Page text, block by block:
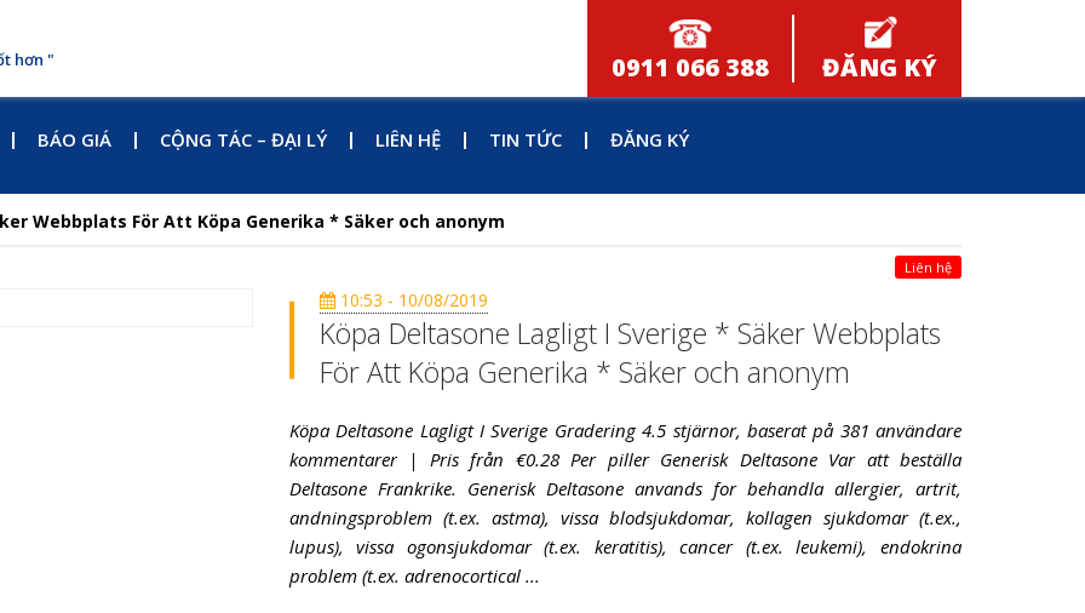
hơn "
0911 066 388 ĐĂNG KÝ
BÁO GIÁ CỘNG TÁC – ĐẠI LÝ LIÊN HỆ TIN TỨC ĐĂNG KÝ
Webbplats För Att Köpa Generika * Säker och anonym
Liên hệ
10:53 - 10/08/2019
Köpa Deltasone Lagligt I Sverige * Säker Webbplats
För Att Köpa Generika * Säker och anonym
Köpa Deltasone Lagligt I Sverige Gradering 4.5 stjärnor, baserat på 381 användare
kommentarer | Pris från €0.28 Per piller Generisk Deltasone Var att beställa
Deltasone Frankrike. Generisk Deltasone anvands for behandla allergier, artrit,
andningsproblem (t.ex. astma), vissa blodsjukdomar, kollagen sjukdomar (t.ex.,
lupus), vissa ogonsjukdomar (t.ex. keratitis), cancer (t.ex. leukemi), endokrina
problem (t.ex. adrenocortical ...